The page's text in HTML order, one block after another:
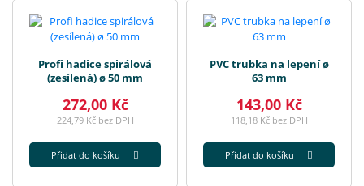
Profi hadice spirálová
(zesílená) ø 50 mm
272,00 Kč
224,79 Kč bez DPH
Přidat do košíku
PVC trubka na lepení ø
63 mm
143,00 Kč
118,18 Kč bez DPH
Přidat do košíku